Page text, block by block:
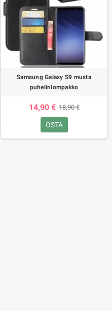
Samsung Galaxy S9 musta
puhelinlompakko
14,90 € 18,90 €
OSTA